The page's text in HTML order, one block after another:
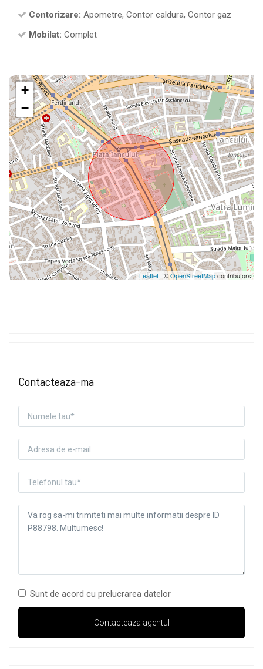
Contorizare: Apometre, Contor caldura, Contor gaz
Mobilat: Complet
+
−
Leaflet | ©OpenStreetMapcontributors
Contacteaza-ma
Sunt de acord cu prelucrarea datelor